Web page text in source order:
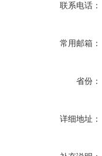
联系电话：
常用邮箱：
省份：
详细地址：